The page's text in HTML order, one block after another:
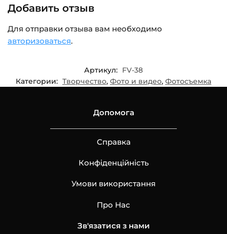
Добавить отзыв
Для отправки отзыва вам необходимо
авторизоваться.
Артикул: FV-38
Категории: Творчество, Фото и видео, Фотосъемка
Допомога
Справка
Конфіденційність
Умови використання
Про Нас
Зв'язатися з нами